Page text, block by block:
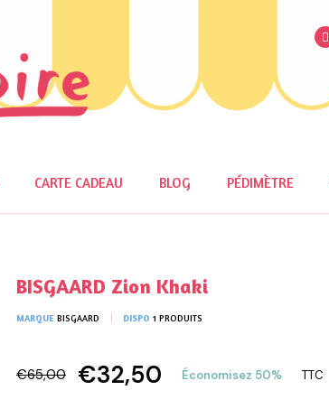
CARTE CADEAU BLOG PÉDIMÈTRE
BISGAARD Zion Khaki
MARQUE BISGAARD DISPO 1 PRODUITS
€65,00 €32,50 Économisez 50% TTC